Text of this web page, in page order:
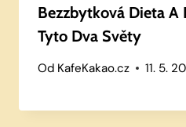
Bezzbytková Dieta A
Tyto Dva Světy
Od KafeKakao.cz 11. 5.